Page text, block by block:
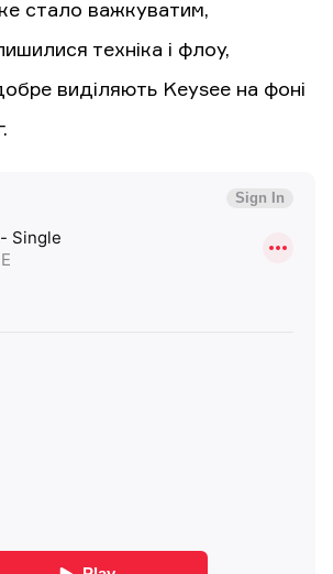
стало важкуватим,
техніка і флоу,
виділяють Keysee на фоні